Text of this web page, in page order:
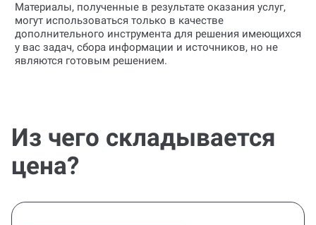
Материалы, полученные в результате оказания услуг,
могут использоваться только в качестве
дополнительного инструмента для решения имеющихся
у вас задач, сбора информации и источников, но не
являются готовым решением.
Из чего складывается
цена?